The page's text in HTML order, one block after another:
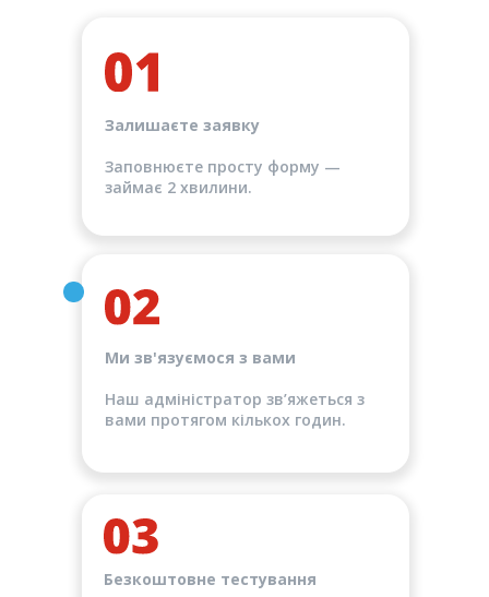
Залишаєте заявку
Заповнюєте просту форму —
займає 2 хвилини.
Ми зв'язуємося з вами
Наш адміністратор зв’яжеться з
вами протягом кількох годин.
Безкоштовне тестування